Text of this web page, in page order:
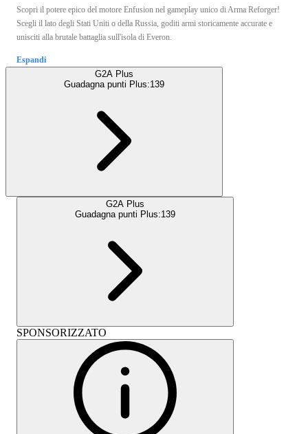
Scopri il potere epico del motore Enfusion nel gameplay unico di Arma Reforger!
Scegli il lato degli Stati Uniti o della Russia, goditi armi storicamente accurate e
unisciti alla brutale battaglia sull'isola di Everon.
Espandi
G2A Plus
Guadagna punti Plus:139
G2A Plus
Guadagna punti Plus:139
SPONSORIZZATO